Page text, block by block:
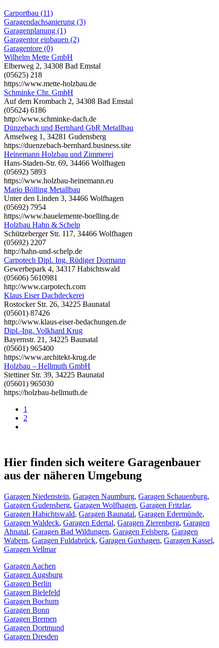
Carportbau (11)
Garagendachsanierung (3)
Garagenplanung (1)
Garagentor einbauen (2)
Garagentore (0)
Wilhelm Mette GmbH
Elberweg 2, 34308 Bad Emstal
(05625) 218
https://www.mette-holzbau.de
Schminke Chr. GmbH
Auf dem Krombach 2, 34308 Bad Emstal
(05624) 6186
http://www.schminke-dach.de
Dünzebach und Bernhard GbR Metallbau
Amselweg 1, 34281 Gudensberg
https://duenzebach-bernhard.business.site
Heinemann Holzbau und Zimmerei
Hans-Staden-Str. 69, 34466 Wolfhagen
(05692) 5893
https://www.holzbau-heinemann.eu
Mario Bölling Metallbau
Unter den Linden 3, 34466 Wolfhagen
(05692) 7954
https://www.bauelemente-boelling.de
Holzbau Hahn & Schelp
Schützeberger Str. 117, 34466 Wolfhagen
(05692) 2207
http://hahn-und-schelp.de
Carpotech Dipl. Ing. Rüdiger Dormann
Gewerbepark 4, 34317 Habichtswald
(05606) 5610981
http://www.carpotech.com
Klaus Eiser Dachdeckerei
Rostocker Str. 26, 34225 Baunatal
(05601) 87426
http://www.klaus-eiser-bedachungen.de
Dipl.-Ing. Volkhard Krug
Bayernstr. 21, 34225 Baunatal
(05601) 965400
https://www.architekt-krug.de
Holzbau – Hellmuth GmbH
Stettiner Str. 39, 34225 Baunatal
(05601) 965030
https://holzbau-hellmuth.de
1
2
Hier finden sich weitere Garagenbauer
aus der näheren Umgebung
Garagen Niedenstein, Garagen Naumburg, Garagen Schauenburg,
Garagen Gudensberg, Garagen Wolfhagen, Garagen Fritzlar,
Garagen Habichtswald, Garagen Baunatal, Garagen Edermünde,
Garagen Waldeck, Garagen Edertal, Garagen Zierenberg, Garagen
Ahnatal, Garagen Bad Wildungen, Garagen Felsberg, Garagen
Wabern, Garagen Fuldabrück, Garagen Guxhagen, Garagen Kassel,
Garagen Vellmar
Garagen Aachen
Garagen Augsburg
Garagen Berlin
Garagen Bielefeld
Garagen Bochum
Garagen Bonn
Garagen Bremen
Garagen Dortmund
Garagen Dresden